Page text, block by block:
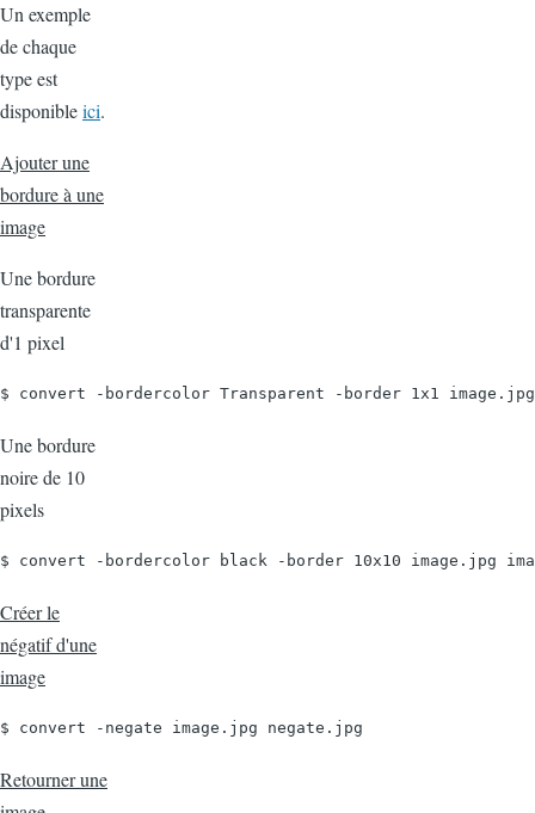
Un exemple
de chaque
type est
disponibleici.
Ajouter une
bordure à une
image
Une bordure
transparente
d'1 pixel
$ convert -bordercolor Transparent -border 1x1
Une bordure
noire de 10
pixels
$ convert -bordercolor black -border 10x10 image.jpg
Créer le
négatif d'une
image
$ convert -negate image.jpg negate.jpg
Retourner une